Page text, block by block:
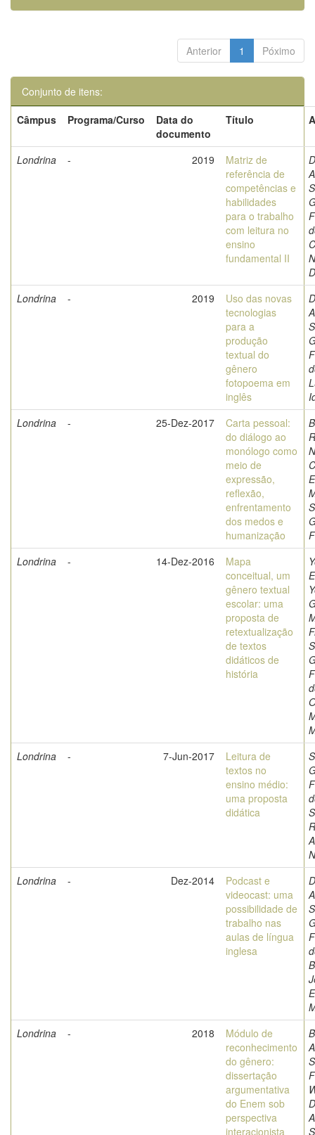
Anterior 1 Póximo
Conjunto de itens:
Câmpus
Programa/Curso
Data do
documento
Título
Londrina - 2019
Matriz de
referência de
competências e
habilidades
para o trabalho
com leitura no
ensino
fundamental II
Londrina
- 2019
Uso das novas
tecnologias
para a
produção
textual do
gênero
fotopoema em
inglês
Londrina
- 25-Dez-2017
Carta pessoal:
do diálogo ao
monólogo como
meio de
expressão,
reflexão,
enfrentamento
dos medos e
humanização
Londrina
- 14-Dez-2016
Mapa
conceitual, um
gênero textual
escolar: uma
proposta de
retextualização
de textos
didáticos de
história
Londrina
- 7-Jun-2017
Leitura de
textos no
ensino médio:
uma proposta
didática
Londrina
- Dez-2014
Podcast e
videocast: uma
possibilidade de
trabalho nas
aulas de língua
inglesa
Londrina
- 2018
Módulo de
reconhecimento
do gênero:
dissertação
argumentativa
do Enem sob
perspectiva
interacionista